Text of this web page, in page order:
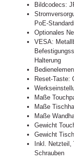
Bildcodecs:
PoE-
Optionales
VESA:
Halterung
Reset-Taste:
Maße
Maße
Maße
Gewicht
Gewicht
Inkl. Netzteil,
Schrauben